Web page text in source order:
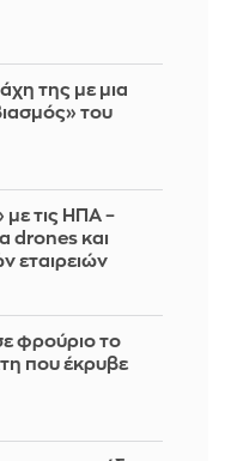
της με μια
του
με τις ΗΠΑ –
drones και
εταιρειών
φρούριο το
που έκρυβε